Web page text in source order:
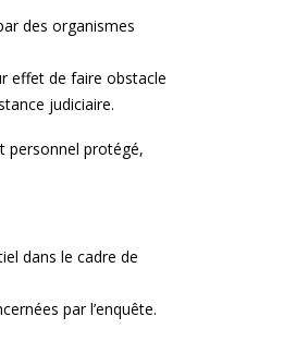
des organismes
effet de faire obstacle
judiciaire.
personnel protégé,
dans le cadre de
par l’enquête.